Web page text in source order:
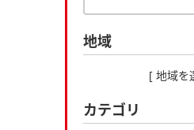
地域
[ 地域を
カテゴリ